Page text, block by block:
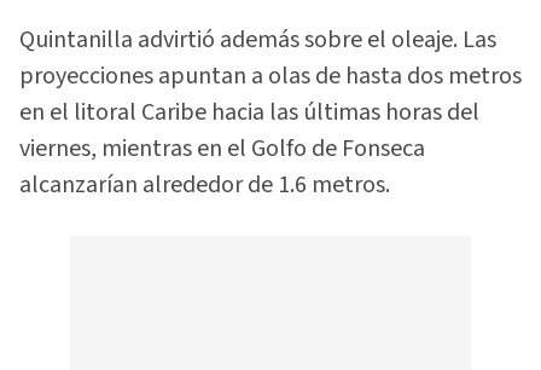
Quintanilla advirtió además sobre el oleaje. Las
proyecciones apuntan a olas de hasta dos metros
en el litoral Caribe hacia las últimas horas del
viernes, mientras en el Golfo de Fonseca
alcanzarían alrededor de 1.6 metros.